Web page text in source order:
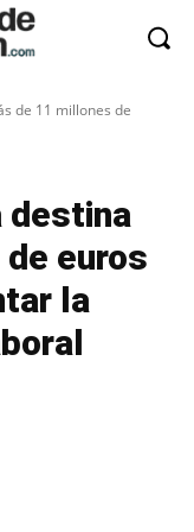
de 11 millones de
destina
euros
la